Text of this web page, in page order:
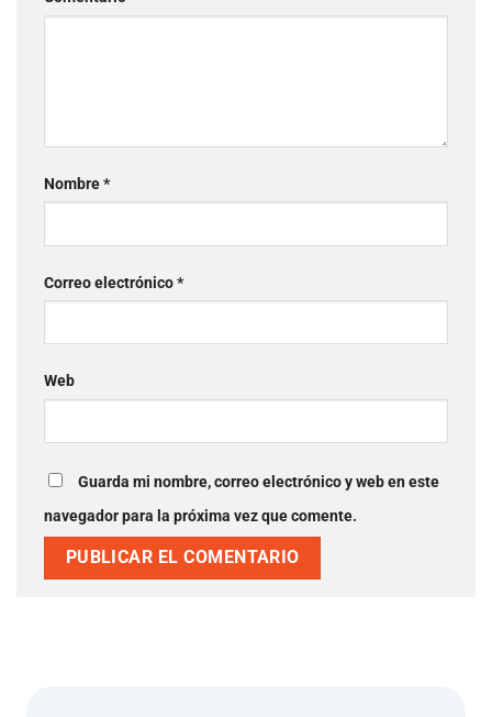
Comentario*
Nombre*
Correo electrónico*
Web
este navegador para la próxima vez que comente.